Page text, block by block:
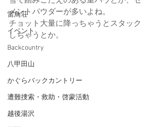
雷鳥荘
イベント
Backcountry
八甲田山
かぐらバックカントリー
遭難捜索・救助・啓蒙活動
越後湯沢
メントパウダーが多いよね。
チョット大量に降っちゃうとスタック
しちゃうとか。